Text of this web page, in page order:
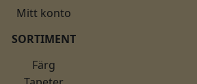
Mitt konto
SORTIMENT
Färg